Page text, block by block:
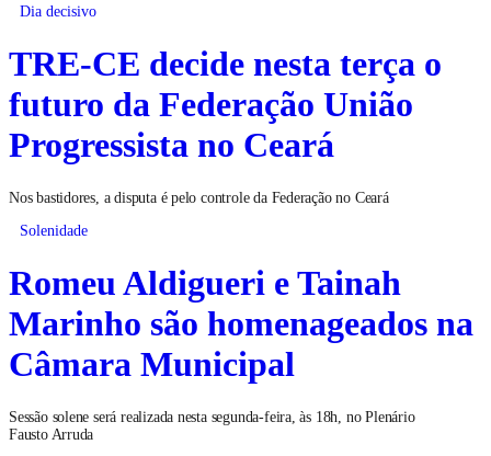
Dia decisivo
TRE-CE decide nesta terça o
futuro da Federação União
Progressista no Ceará
Nos bastidores, a disputa é pelo controle da Federação no Ceará
Solenidade
Romeu Aldigueri e Tainah
Marinho são homenageados na
Câmara Municipal
Sessão solene será realizada nesta segunda-feira, às 18h, no Plenário
Fausto Arruda